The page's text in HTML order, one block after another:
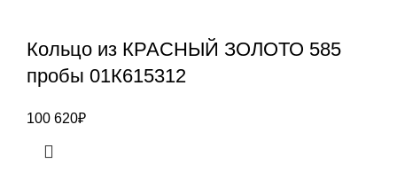
Кольцо из КРАСНЫЙ ЗОЛОТО 585
пробы 01К615312
100 620₽